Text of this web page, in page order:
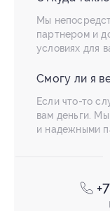
Мы
партнером и
условиях для
Смогу ли я
Если что-то
вам деньги.
и надежными